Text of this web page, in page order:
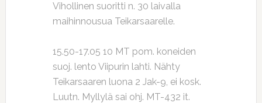
Vihollinen suoritti n. 30 laivalla
maihinnousua Teikarsaarelle.
15.50-17.05 10 MT pom. koneiden
suoj. lento Viipurin lahti. Nähty
Teikarsaaren luona 2 Jak-9, ei kosk.
Luutn. Myllylä sai ohj. MT-432 it.